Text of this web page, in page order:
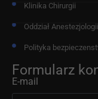
Klinika Chirurgii
Oddział
Polityka
Formularz
E-mail